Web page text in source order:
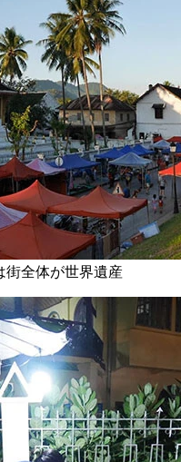
街全体が世界遺産